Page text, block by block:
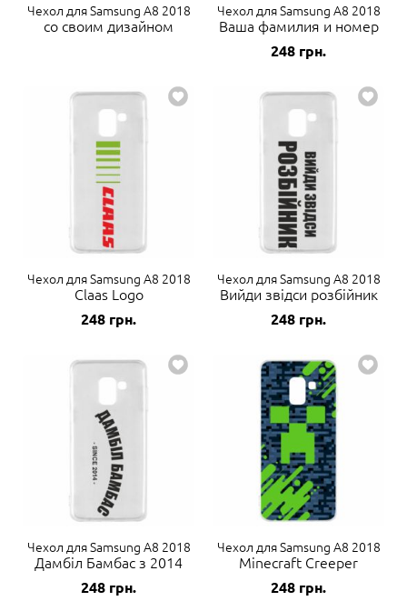
Чехол для Samsung A8 2018
со своим дизайном
Чехол для Samsung A8 2018
Ваша фамилия и номер
248 грн.
Чехол для Samsung A8 2018
Claas Logo
248 грн.
Чехол для Samsung A8 2018
Вийди звідси розбійник
248 грн.
Чехол для Samsung A8 2018
Дамбіл Бамбас з 2014
248 грн.
Чехол для Samsung A8 2018
Minecraft Creeper
248 грн.